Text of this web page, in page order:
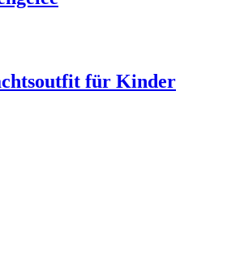
für Kinder